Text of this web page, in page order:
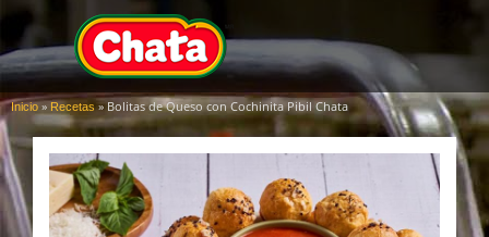
Inicio»Recetas»Bolitas de Queso con Cochinita Pibil Chata